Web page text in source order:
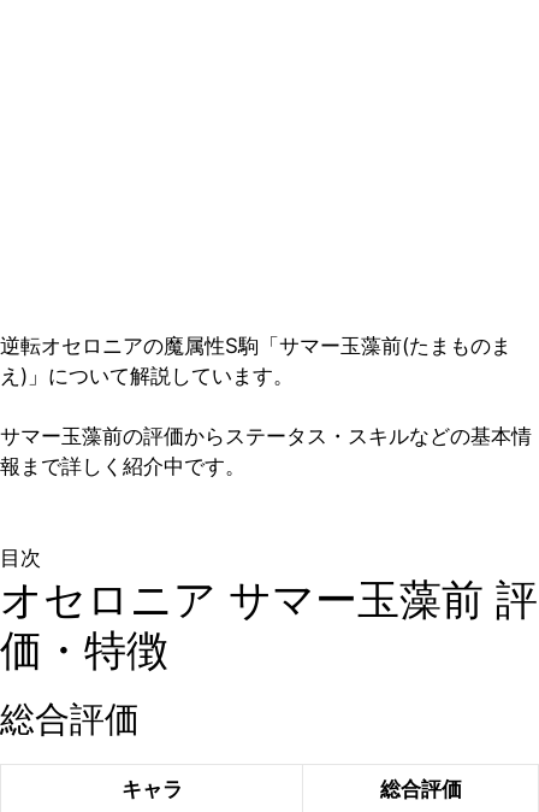
逆転オセロニアの魔属性S駒「サマー玉藻前(たまものま
え)」について解説しています。
サマー玉藻前の評価からステータス・スキルなどの基本情
報まで詳しく紹介中です。
目次
オセロニア サマー玉藻前 評
価・特徴
総合評価
キャラ 総合評価